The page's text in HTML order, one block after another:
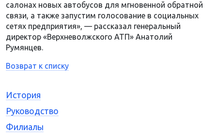
салонах новых автобусов для мгновенной обратной
связи, а также запустим голосование в социальных
сетях предприятия», — рассказал генеральный
директор «Верхневолжского АТП» Анатолий
Румянцев.
Возврат к списку
История
Руководство
Филиалы